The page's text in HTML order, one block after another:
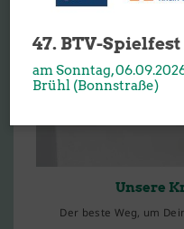
Unsere
Der beste Weg, um
47. BTV-Spielfest
am Sonntag,
Brühl (Bonnstraße)